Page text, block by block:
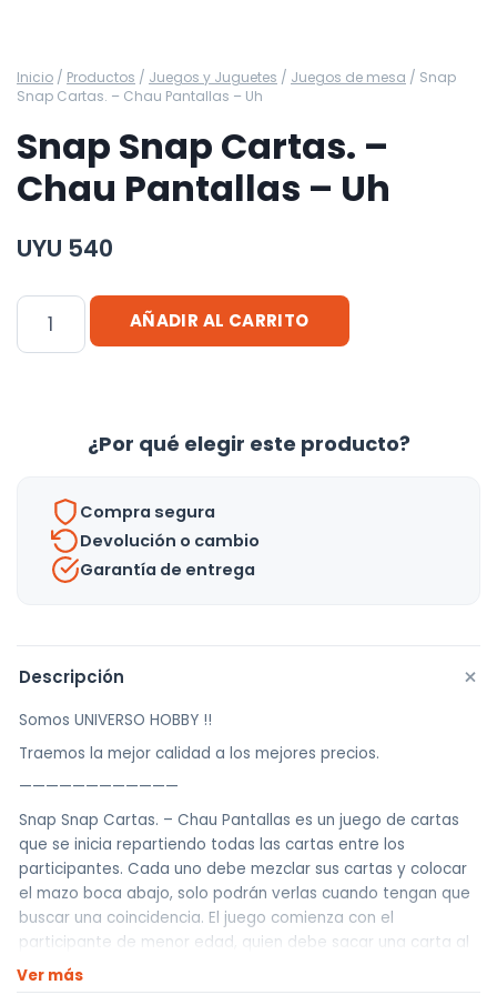
Inicio / Productos / Juegos y Juguetes / Juegos de mesa / Snap
Snap Cartas. – Chau Pantallas – Uh
Snap Snap Cartas. –
Chau Pantallas – Uh
UYU 540
Snap
Snap
Pantallas
cantidad
AÑADIR AL CARRITO
¿Por qué elegir este producto?
Compra segura
Devolución o cambio
Garantía de entrega
Descripción +
Somos UNIVERSO HOBBY !!
Traemos la mejor calidad a los mejores precios.
————————————
Snap Snap Cartas. – Chau Pantallas es un juego de cartas
que se inicia repartiendo todas las cartas entre los
participantes. Cada uno debe mezclar sus cartas y colocar
el mazo boca abajo, solo podrán verlas cuando tengan que
buscar una coincidencia. El juego comienza con el
participante de menor edad, quien debe sacar una carta al
azar y darla vuelta en el centro del área de juego. Este
Ver más